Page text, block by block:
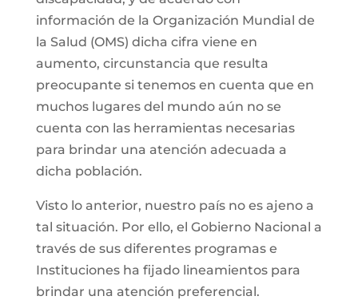
información de la Organización Mundial de
la Salud (OMS) dicha cifra viene en
aumento, circunstancia que resulta
preocupante si tenemos en cuenta que en
muchos lugares del mundo aún no se
cuenta con las herramientas necesarias
para brindar una atención adecuada a
dicha población.
Visto lo anterior, nuestro país no es ajeno a
tal situación. Por ello, el Gobierno Nacional a
través de sus diferentes programas e
Instituciones ha fijado lineamientos para
brindar una atención preferencial.